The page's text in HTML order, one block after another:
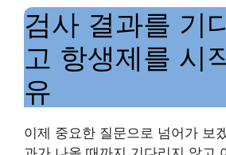
검사 결과를 기
고 항생제를 시
유
이제 중요한 질문으로 넘어가 보